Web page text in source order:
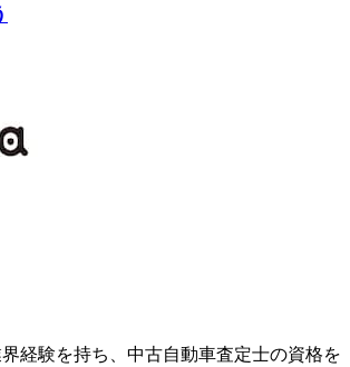
経験を持ち、中古自動車査定士の資格を